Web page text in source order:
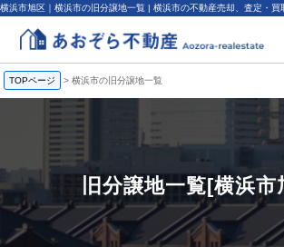
横浜市旭区｜横浜市の旧分譲地一覧 | 横浜市の不動産売却、査定・
TOPページ > 横浜市の旧分譲地一覧
旧分譲地一覧[横浜市